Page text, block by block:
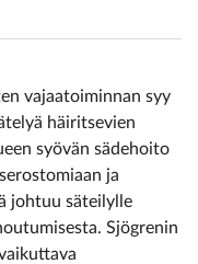
vajaatoiminnan syy
häiritsevien
syövän sädehoito
ja
johtuu säteilylle
Sjögrenin